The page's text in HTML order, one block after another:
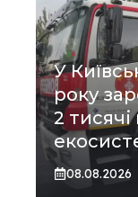
У
року
2
08.08.2026